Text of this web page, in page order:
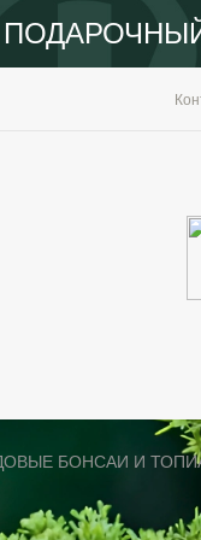
БОНСАИ И